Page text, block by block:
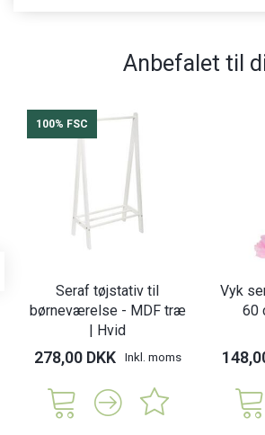
Anbefalet til
100% FSC
Seraf tøjstativ til
børneværelse - MDF træ
| Hvid
278,00 DKK Inkl. moms
Vyk
60